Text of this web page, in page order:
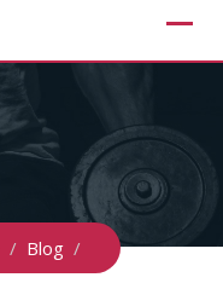
/ Blog /